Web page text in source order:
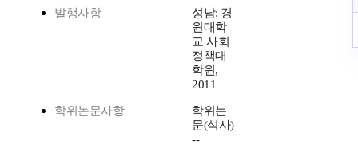
발행사항
성남: 경
원대학
교 사회
정책대
학원,
2011
학위논문사항
학위논
문(석사)
--